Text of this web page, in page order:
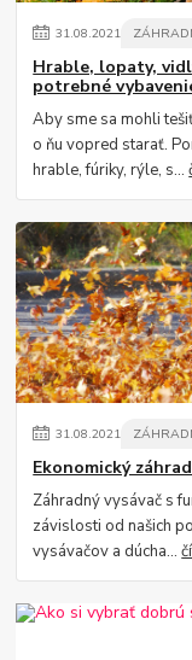
31.08.2021
Hrable, lopaty,
potrebné
Aby sme sa mohli
o ňu vopred starať.
hrable, fúriky, rýle, s...
31.08.2021
Ekonomický
Záhradný vysávač s
závislosti od našich
vysávačov a dúcha...